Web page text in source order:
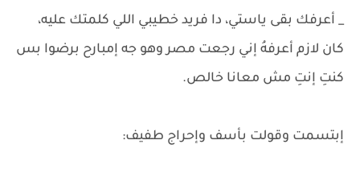
_ أعرفك بقى ياستي، دا فريد خطيبي اللي كلمتك عليه،
كان لازم أعرفهُ إني رجعت مصر وهو جه إمبارح برضوا بس
كنتِ إنتِ مش معانا خالص.
إبتسمت وقولت بأسف وإحراج طفيف: